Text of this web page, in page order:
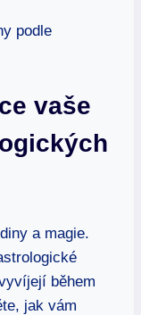
vaše
a magie.
během
jak ‌vám